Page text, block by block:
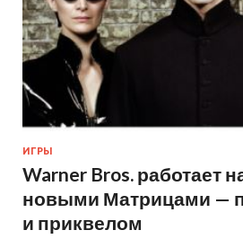
ИГРЫ
Warner Bros. работает
новыми Матрицами —
и приквелом